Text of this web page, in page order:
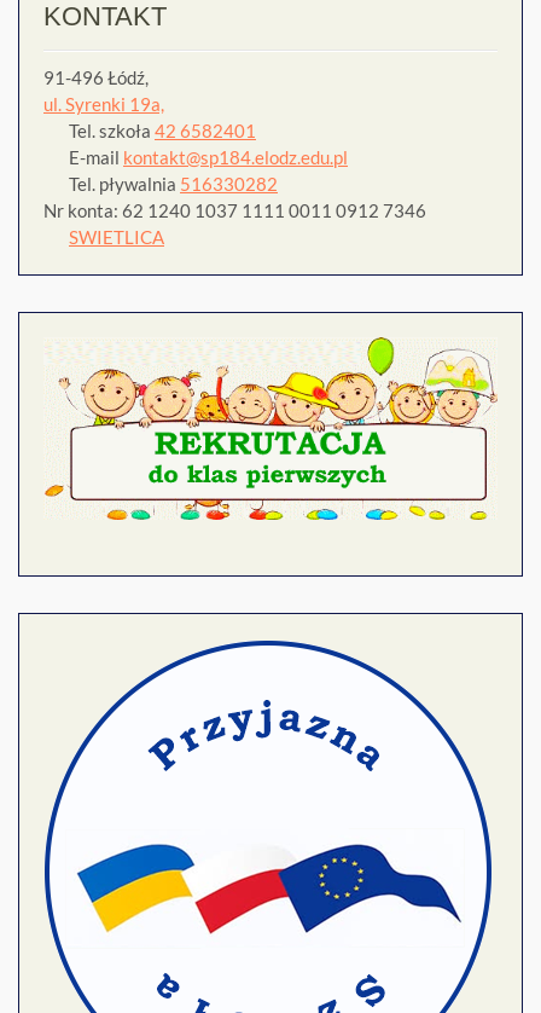
KONTAKT
91-496 Łódź,
ul. Syrenki 19a,
Tel. szkoła 42 6582401
E-mail kontakt@sp184.elodz.edu.pl
Tel. pływalnia 516330282
Nr konta: 62 1240 1037 1111 0011 0912 7346
SWIETLICA